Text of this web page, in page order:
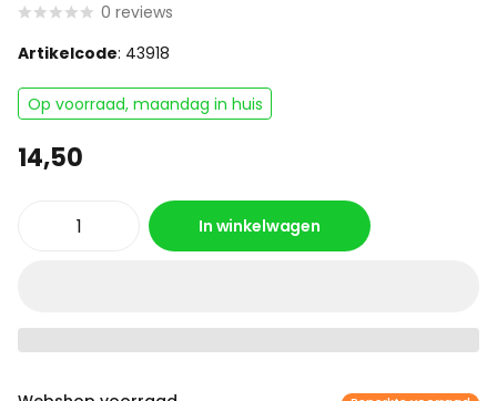
0 reviews
Artikelcode: 43918
Op voorraad, maandag in huis
14,50
In winkelwagen